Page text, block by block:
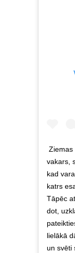
Ziemas
vakars,
kad
katrs
Tāpēc
dot,
lielākā
un svēti